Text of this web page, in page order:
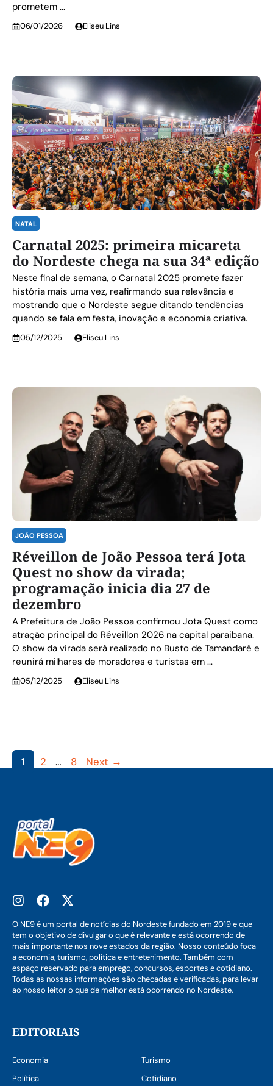
prometem ...
06/01/2026 Eliseu Lins
NATAL
Carnatal 2025: primeira micareta
do Nordeste chega na sua 34ª edição
Neste final de semana, o Carnatal 2025 promete fazer
história mais uma vez, reafirmando sua relevância e
mostrando que o Nordeste segue ditando tendências
quando se fala em festa, inovação e economia criativa.
05/12/2025 Eliseu Lins
JOÃO PESSOA
Réveillon de João Pessoa terá Jota
Quest no show da virada;
programação inicia dia 27 de
dezembro
A Prefeitura de João Pessoa confirmou Jota Quest como
atração principal do Réveillon 2026 na capital paraibana.
O show da virada será realizado no Busto de Tamandaré e
reunirá milhares de moradores e turistas em ...
05/12/2025 Eliseu Lins
Page
1 Page
2 … Page
8 Next →
O NE9 é um portal de notícias do Nordeste fundado em 2019 e que
tem o objetivo de divulgar o que é relevante e está ocorrendo de
mais importante nos nove estados da região. Nosso conteúdo foca
a economia, turismo, política e entretenimento. Também com
espaço reservado para emprego, concursos, esportes e cotidiano.
Todas as nossas informações são checadas e verificadas, para levar
ao nosso leitor o que de melhor está ocorrendo no Nordeste.
EDITORIAIS
Economia
Turismo
Política
Cotidiano